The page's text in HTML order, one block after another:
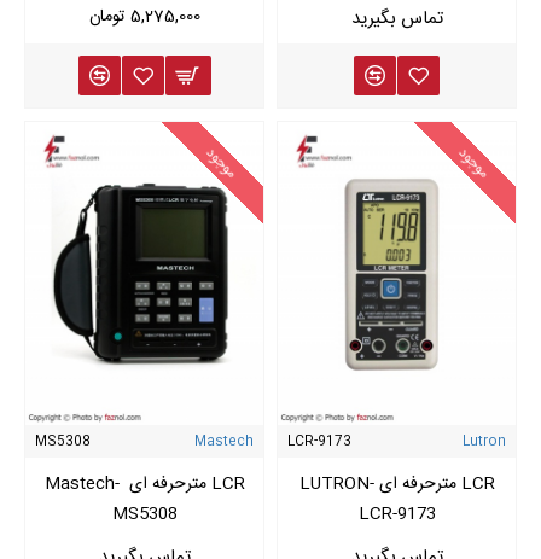
5,275,000 تومان
موجود
Lutron
LCR-9173
LCR مترحرفه ای LUTRON-
LCR-9173
موجود
Mastech
MS5308
LCR مترحرفه ای Mastech-
MS5308